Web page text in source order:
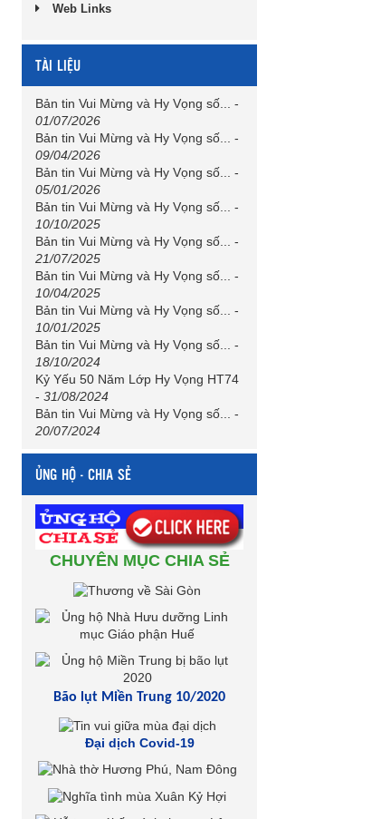
Web Links
TÀI LIỆU
Bản tin Vui Mừng và Hy Vọng số...
-
01/07/2026
Bản tin Vui Mừng và Hy Vọng số...
-
09/04/2026
Bản tin Vui Mừng và Hy Vọng số...
-
05/01/2026
Bản tin Vui Mừng và Hy Vọng số...
-
10/10/2025
Bản tin Vui Mừng và Hy Vọng số...
-
21/07/2025
Bản tin Vui Mừng và Hy Vọng số...
-
10/04/2025
Bản tin Vui Mừng và Hy Vọng số...
-
10/01/2025
Bản tin Vui Mừng và Hy Vọng số...
-
18/10/2024
Kỷ Yếu 50 Năm Lớp Hy Vọng HT74
- 31/08/2024
Bản tin Vui Mừng và Hy Vọng số...
-
20/07/2024
ỦNG HỘ - CHIA SẺ
CHUYÊN MỤC CHIA SẺ
Bão lụt Miền Trung 10/2020
Đại dịch Covid-19